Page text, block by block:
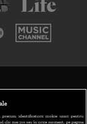
precum identificatorii cookie unici pentru
clic mai jos sau în orice moment, pe pagina